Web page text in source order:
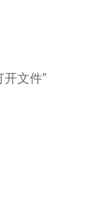
开文件”